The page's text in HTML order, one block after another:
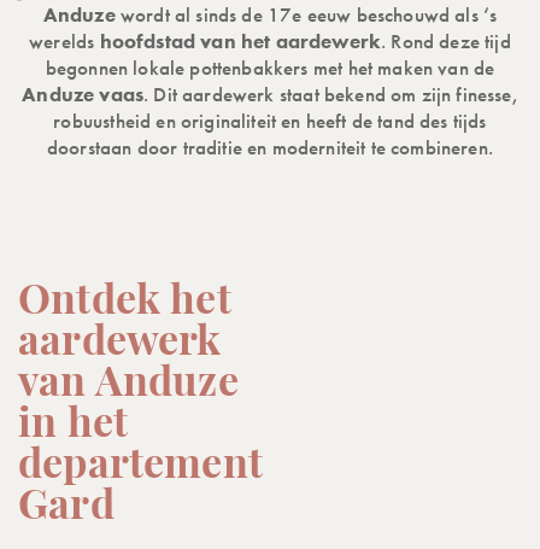
Anduzewordt al sinds de 17e eeuw beschouwd als ‘s
werelds hoofdstad van het aardewerk. Rond deze tijd
begonnen lokale pottenbakkers met het maken van de
Anduze vaas. Dit aardewerk staat bekend om zijn finesse,
robuustheid en originaliteit en heeft de tand des tijds
doorstaan door traditie en moderniteit te combineren.
Ontdek het
aardewerk
van Anduze
in het
departement
Gard